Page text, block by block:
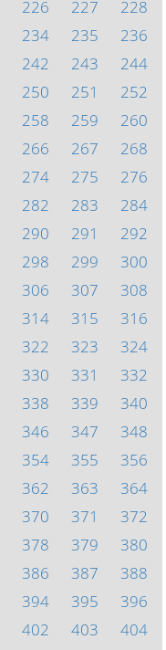
226 227
228
234 235
236
242 243
244
250 251
252
258 259
260
266 267
268
274 275
276
282 283
284
290 291
292
298 299
300
306 307
308
314 315
316
322 323
324
330 331
332
338 339
340
346 347
348
354 355
356
362 363
364
370 371
372
378 379
380
386 387
388
394 395
396
402 403
404